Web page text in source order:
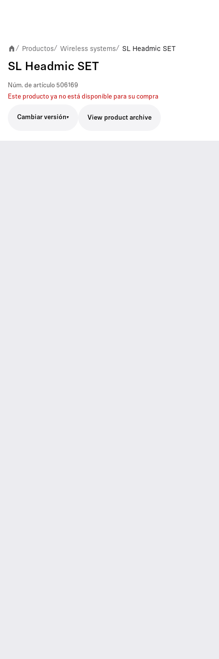
/ Productos/ Wireless systems/ SL Headmic SET
SL Headmic SET
Núm. de artículo 506169
Este producto ya no está disponible para su compra
Cambiar versión View product archive